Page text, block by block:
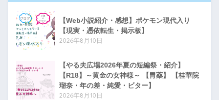
【Web小説紹介・感想】ポケモン現代入り
【現実・憑依転生・掲示板】
2026年8月10日
【やる夫広場2026年夏の短編祭・紹介】
【R18】～黄金の女神様～ 【胃薬】 【桂華院
瑠奈・年の差・純愛・ビター】
2026年8月10日